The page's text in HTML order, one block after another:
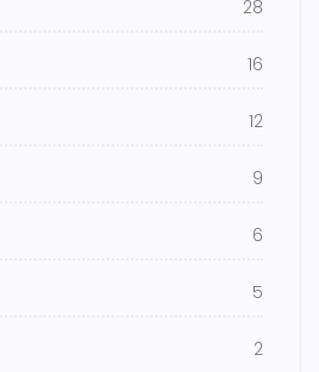
28
16
12
9
6
5
2